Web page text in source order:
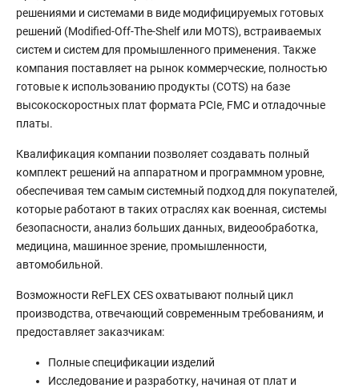
решениями и системами в виде модифицируемых готовых
решений (Modified-Off-The-Shelf или MOTS), встраиваемых
систем и систем для промышленного применения. Также
компания поставляет на рынок коммерческие, полностью
готовые к использованию продукты (COTS) на базе
высокоскоростных плат формата PCIe, FMC и отладочные
платы.
Квалификация компании позволяет создавать полный
комплект решений на аппаратном и программном уровне,
обеспечивая тем самым системный подход для покупателей,
которые работают в таких отраслях как военная, системы
безопасности, анализ больших данных, видеообработка,
медицина, машинное зрение, промышленности,
автомобильной.
Возможности ReFLEX CES охватывают полный цикл
производства, отвечающий современным требованиям, и
предоставляет заказчикам:
Полные спецификации изделий
Исследование и разработку, начиная от плат и